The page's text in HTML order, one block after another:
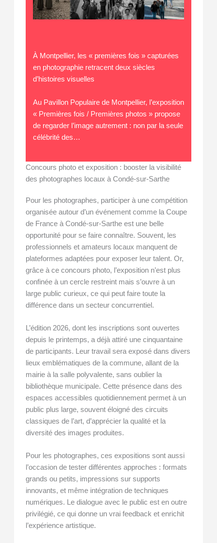
À Montpellier, les « premières fois » capturées
en photographie retracent deux siècles
d’histoires visuelles
Au Pavillon Populaire de Montpellier, l’exposition
« Premières fois / Premières photos » propose
de regarder l’image autrement : non par la seule
célébrité des…
Concours photo et exposition : booster la visibilité
des photographes locaux à Condé-sur-Sarthe
Pour les photographes, participer à une compétition
organisée autour d’un événement comme la Coupe
de France à Condé-sur-Sarthe est une belle
opportunité pour se faire connaître. Souvent, les
professionnels et amateurs locaux manquent de
plateformes adaptées pour exposer leur talent. Or,
grâce à ce concours photo, l’exposition n’est plus
confinée à un cercle restreint mais s’ouvre à un
large public curieux, ce qui peut faire toute la
différence dans un secteur concurrentiel.
L’édition 2026, dont les inscriptions sont ouvertes
depuis le printemps, a déjà attiré une cinquantaine
de participants. Leur travail sera exposé dans divers
lieux emblématiques de la commune, allant de la
mairie à la salle polyvalente, sans oublier la
bibliothèque municipale. Cette présence dans des
espaces accessibles quotidiennement permet à un
public plus large, souvent éloigné des circuits
classiques de l’art, d’apprécier la qualité et la
diversité des images produites.
Pour les photographes, ces expositions sont aussi
l’occasion de tester différentes approches : formats
grands ou petits, impressions sur supports
innovants, et même intégration de techniques
numériques. Le dialogue avec le public est en outre
privilégié, ce qui donne un vrai feedback et enrichit
l’expérience artistique.